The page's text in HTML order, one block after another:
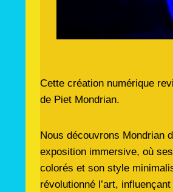
Cette création numérique
de Piet Mondrian.
Nous découvrons Mondrian
exposition immersive, où
colorés et son style
révolutionné l’art,